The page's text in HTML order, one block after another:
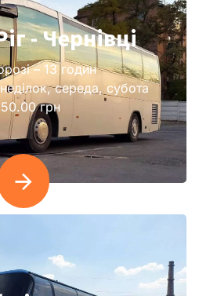
- Чернівці
– 13 годин
середа, субота
грн